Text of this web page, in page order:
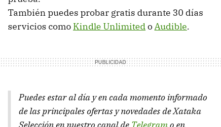
También puedes probar gratis durante 30 días
servicios como Kindle UnlimitedoAudible.
Puedes estar al día y en cada momento informado
de las principales ofertas y novedades de Xataka
Selección en nuestro canal de Telegramo en